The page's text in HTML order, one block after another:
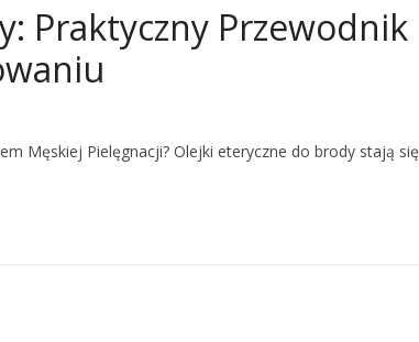
Praktyczny Przewodnik
Męskiej Pielęgnacji? Olejki eteryczne do brody stają się